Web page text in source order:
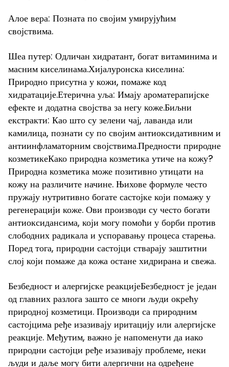
Алое вера: Позната по својим умирујућим
својствима.
Шеа путер: Одличан хидратант, богат витаминима и
масним киселинама.Хијалуронска киселина:
Природно присутна у кожи, помаже код
хидратације.Етерична уља: Имају ароматерапијске
ефекте и додатна својства за негу коже.Биљни
екстракти: Као што су зелени чај, лаванда или
камилица, познати су по својим антиоксидативним и
антиинфламаторним својствима.Предности природне
козметикеКако природна козметика утиче на кожу?
Природна козметика може позитивно утицати на
кожу на различите начине. Њихове формуле често
пружају нутритивно богате састојке који помажу у
регенерацији коже. Ови производи су често богати
антиоксидансима, који могу помоћи у борби против
слободних радикала и успоравању процеса старења.
Поред тога, природни састојци стварају заштитни
слој који помаже да кожа остане хидрирана и свежа.
Безбедност и алергијске реакцијеБезбедност је један
од главних разлога зашто се многи људи окрећу
природној козметици. Производи са природним
састојцима ређе изазивају иритацију или алергијске
реакције. Међутим, важно је напоменути да иако
природни састојци ређе изазивају проблеме, неки
људи и даље могу бити алергични на одређене